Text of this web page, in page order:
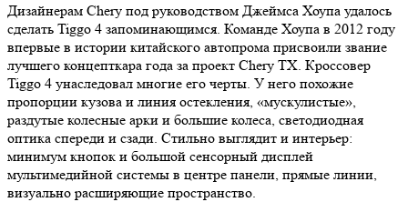
Дизайнерам Chery под руководством Джеймса Хоупа удалось
сделать Tiggo 4 запоминающимся. Команде Хоупа в 2012 году
впервые в истории китайского автопрома присвоили звание
лучшего концепткара года за проект Chery TX. Кроссовер
Tiggo 4 унаследовал многие его черты. У него похожие
пропорции кузова и линия остекления, «мускулистые»,
раздутые колесные арки и большие колеса, светодиодная
оптика спереди и сзади. Стильно выглядит и интерьер:
минимум кнопок и большой сенсорный дисплей
мультимедийной системы в центре панели, прямые линии,
визуально расширяющие пространство.